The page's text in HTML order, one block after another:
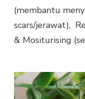
(membantu
scars/jerawat),
& Mositurising